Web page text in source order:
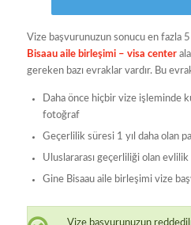
Vize başvurunuzun sonucu en fazla 5
Bisaau aile birleşimi – visa center
gereken bazı evraklar vardır. Bu
Daha önce hiçbir vize işleminde
fotoğraf
Geçerlilik süresi 1 yıl daha olan
Uluslararası geçerliliği olan
Gine Bisaau aile birleşimi vize